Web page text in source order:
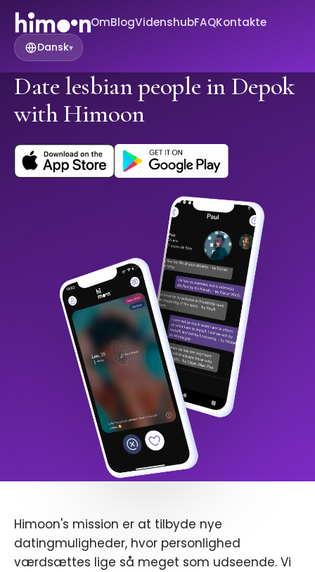
OmBlogVidenshubFAQKontakte
Dansk▾
Date lesbian people in Depok
with Himoon
Himoon's mission er at tilbyde nye
datingmuligheder, hvor personlighed
værdsættes lige så meget som udseende. Vi